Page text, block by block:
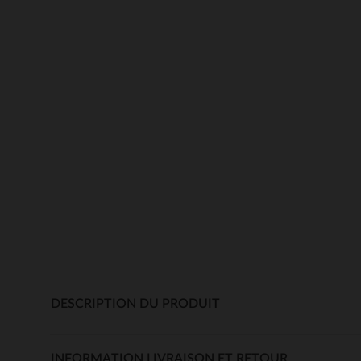
DESCRIPTION DU PRODUIT